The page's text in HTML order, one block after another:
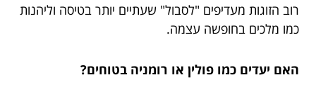
רוב הזוגות מעדיפים "לסבול" שעתיים יותר בטיסה וליהנות
כמו מלכים בחופשה עצמה.
האם יעדים כמו פולין או רומניה בטוחים?